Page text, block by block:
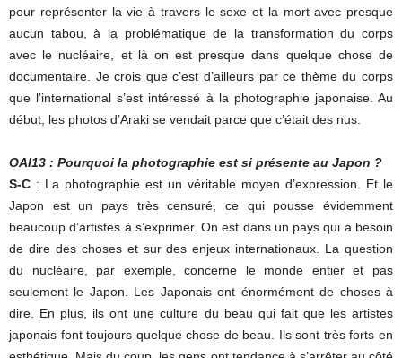
pour représenter la vie à travers le sexe et la mort avec presque
aucun tabou, à la problématique de la transformation du corps
avec le nucléaire, et là on est presque dans quelque chose de
documentaire. Je crois que c’est d’ailleurs par ce thème du corps
que l’international s’est intéressé à la photographie japonaise. Au
début, les photos d’Araki se vendait parce que c’était des nus.
OAI13 : Pourquoi la photographie est si présente au Japon ?
S-C : La photographie est un véritable moyen d’expression. Et le
Japon est un pays très censuré, ce qui pousse évidemment
beaucoup d’artistes à s’exprimer. On est dans un pays qui a besoin
de dire des choses et sur des enjeux internationaux. La question
du nucléaire, par exemple, concerne le monde entier et pas
seulement le Japon. Les Japonais ont énormément de choses à
dire. En plus, ils ont une culture du beau qui fait que les artistes
japonais font toujours quelque chose de beau. Ils sont très forts en